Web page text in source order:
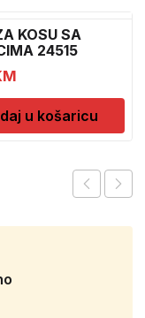
KOSU SA
24515
u košaricu